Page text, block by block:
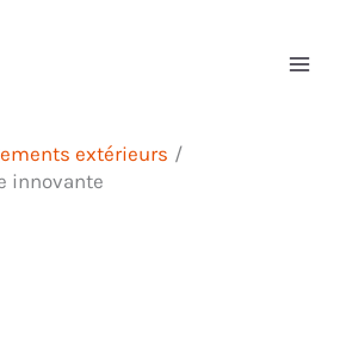
extérieurs
innovante